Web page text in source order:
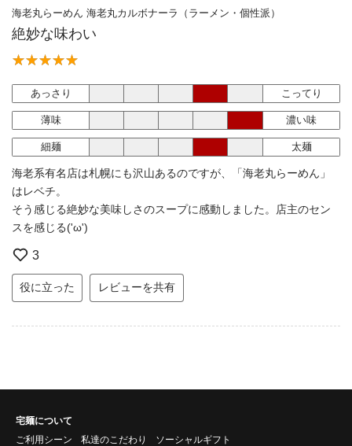
海老丸らーめん 海老丸カルボナーラ（ラーメン・個性派）
絶妙な味わい
あっさり こってり
薄味 濃い味
細麺 太麺
海老系有名店は札幌にも沢山あるのですが、「海老丸らーめん」
はレベチ。
そう感じる絶妙な美味しさのスープに感動しました。店主のセン
スを感じる('ω')
3
役に立った レビューを共有
宅麺について
ご利用シーン
私達のこだわり ソーシャルギフト